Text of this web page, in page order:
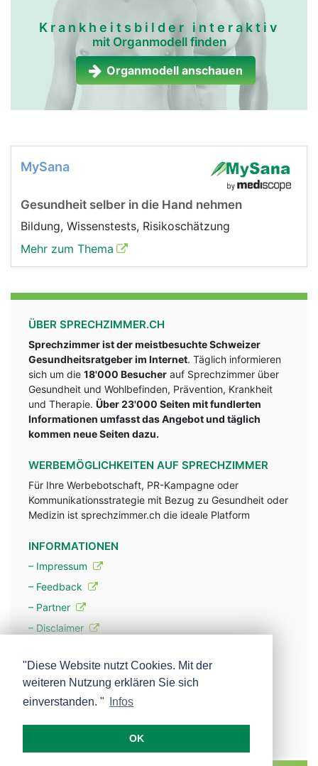
Krankheitsbilder interaktiv
mit Organmodell finden
Organmodell anschauen
MySana
Gesundheit selber in die Hand nehmen
Bildung, Wissenstests, Risikoschätzung
Mehr zum Thema
ÜBER SPRECHZIMMER.CH
Sprechzimmer ist der meistbesuchte Schweizer
Gesundheitsratgeber im Internet. Täglich informieren
sich um die 18'000 Besucher auf Sprechzimmer über
Gesundheit und Wohlbefinden, Prävention, Krankheit
und Therapie. Über 23'000 Seiten mit fundlerten
Informationen umfasst das Angebot und täglich
kommen neue Seiten dazu.
WERBEMÖGLICHKEITEN AUF SPRECHZIMMER
Für Ihre Werbebotschaft, PR-Kampagne oder
Kommunikationsstrategie mit Bezug zu Gesundheit oder
Medizin ist sprechzimmer.ch die ideale Platform
INFORMATIONEN
– Impressum
– Feedback
– Partner
– Disclaimer
– Werbung
– Mehr über unsere Experten
"Diese Website nutzt Cookies. Mit der
weiteren Nutzung erklären Sie sich
einverstanden. "
Infos
OK